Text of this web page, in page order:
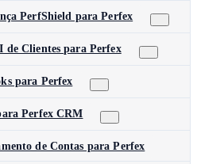
PerfShield para Perfex
de Clientes para Perfex
para Perfex
Perfex CRM
de Contas para Perfex